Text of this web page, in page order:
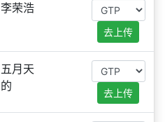
李荣浩
去上传
五月天
的
去上传